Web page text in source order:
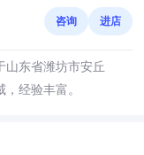
咨询 进店
山东省潍坊市安丘
经验丰富。